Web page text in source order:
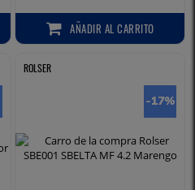
AÑADIR AL CARRITO
ROLSER
-17%